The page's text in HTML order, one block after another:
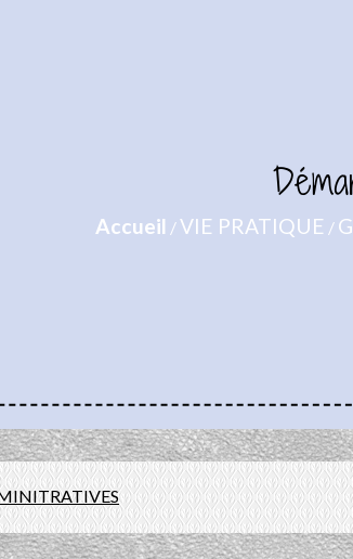
Accueil /VIE PRATIQUE /